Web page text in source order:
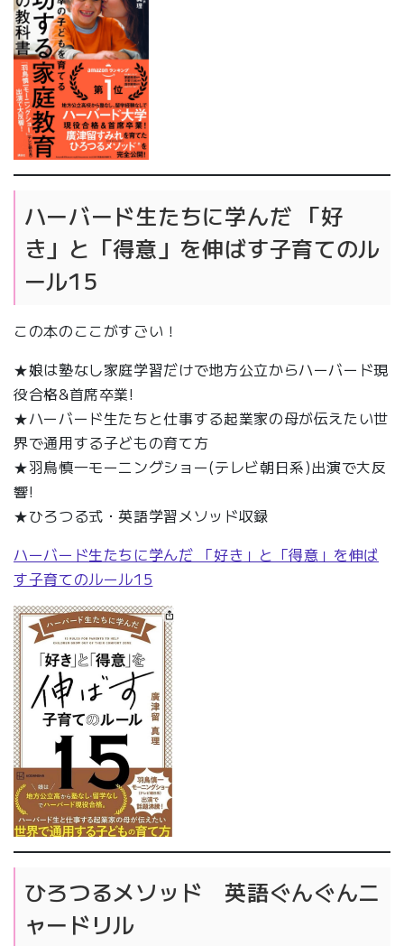
ハーバード生たちに学んだ 「好
き」と「得意」を伸ばす子育てのル
ール15
この本のここがすごい！
★娘は塾なし家庭学習だけで地方公立からハーバード現
役合格&首席卒業!
★ハーバード生たちと仕事する起業家の母が伝えたい世
界で通用する子どもの育て方
★羽鳥慎一モーニングショー(テレビ朝日系)出演で大反
響!
★ひろつる式・英語学習メソッド収録
ハーバード生たちに学んだ 「好き」と「得意」を伸ば
す子育てのルール15
ひろつるメソッド 英語ぐんぐんニ
ャードリル